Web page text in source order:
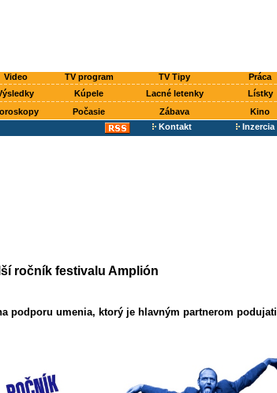
Video TV program TV Tipy
Práca
Kúpele Lacné letenky
Lístky
Počasie Zábava
Kino
Kontakt Inzercia
ročník festivalu Amplión
podporu umenia, ktorý je hlavným partnerom